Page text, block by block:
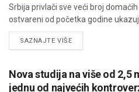
Srbija privlači sve veći broj
ostvareni od početka godine
SAZNAJTE VIŠEDETAILS
Nova studija na više od 2,5
jednu od najvećih